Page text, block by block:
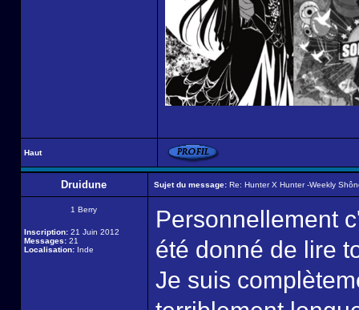
Haut
Druidune Sujet du message: Re: Hunter X Hunter -Weekly
1 Berry
Inscription: 21 Juin 2012
Messages: 21
Localisation: Inde
Personnellement
été donné de lire
Je suis